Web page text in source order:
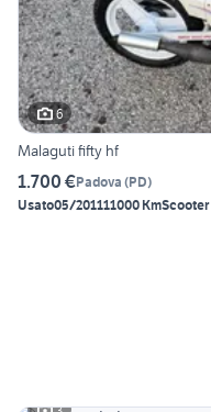
6
Malaguti fifty hf
1.700 €Padova (PD)
Usato05/201111000 KmScooter